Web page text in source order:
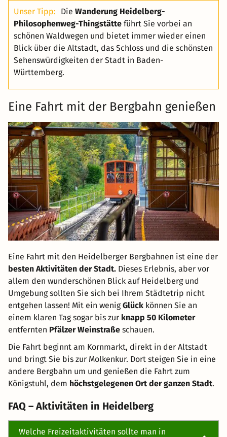
Unser Tipp: Die Wanderung Heidelberg-
Philosophenweg-Thingstätte führt Sie vorbei an
schönen Waldwegen und bietet immer wieder einen
Blick über die Altstadt, das Schloss und die schönsten
Sehenswürdigkeiten der Stadt in Baden-
Württemberg.
Eine Fahrt mit der Bergbahn genießen
Eine Fahrt mit den Heidelberger Bergbahnen ist eine der
besten Aktivitäten der Stadt. Dieses Erlebnis, aber vor
allem den wunderschönen Blick auf Heidelberg und
Umgebung sollten Sie sich bei Ihrem Städtetrip nicht
entgehen lassen! Mit ein wenigGlück können Sie an
einem klaren Tag sogar bis zur knapp 50 Kilometer
entfernten Pfälzer Weinstraße schauen.
Die Fahrt beginnt am Kornmarkt, direkt in der Altstadt
und bringt Sie bis zur Molkenkur. Dort steigen Sie in eine
andere Bergbahn um und genießen die Fahrt zum
Königstuhl, dem höchstgelegenen Ort der ganzen Stadt.
FAQ – Aktivitäten in Heidelberg
Welche Freizeitaktivitäten sollte man in